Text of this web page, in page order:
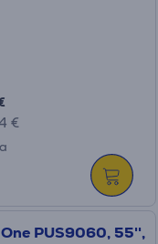
€
PUS9060, 55'',